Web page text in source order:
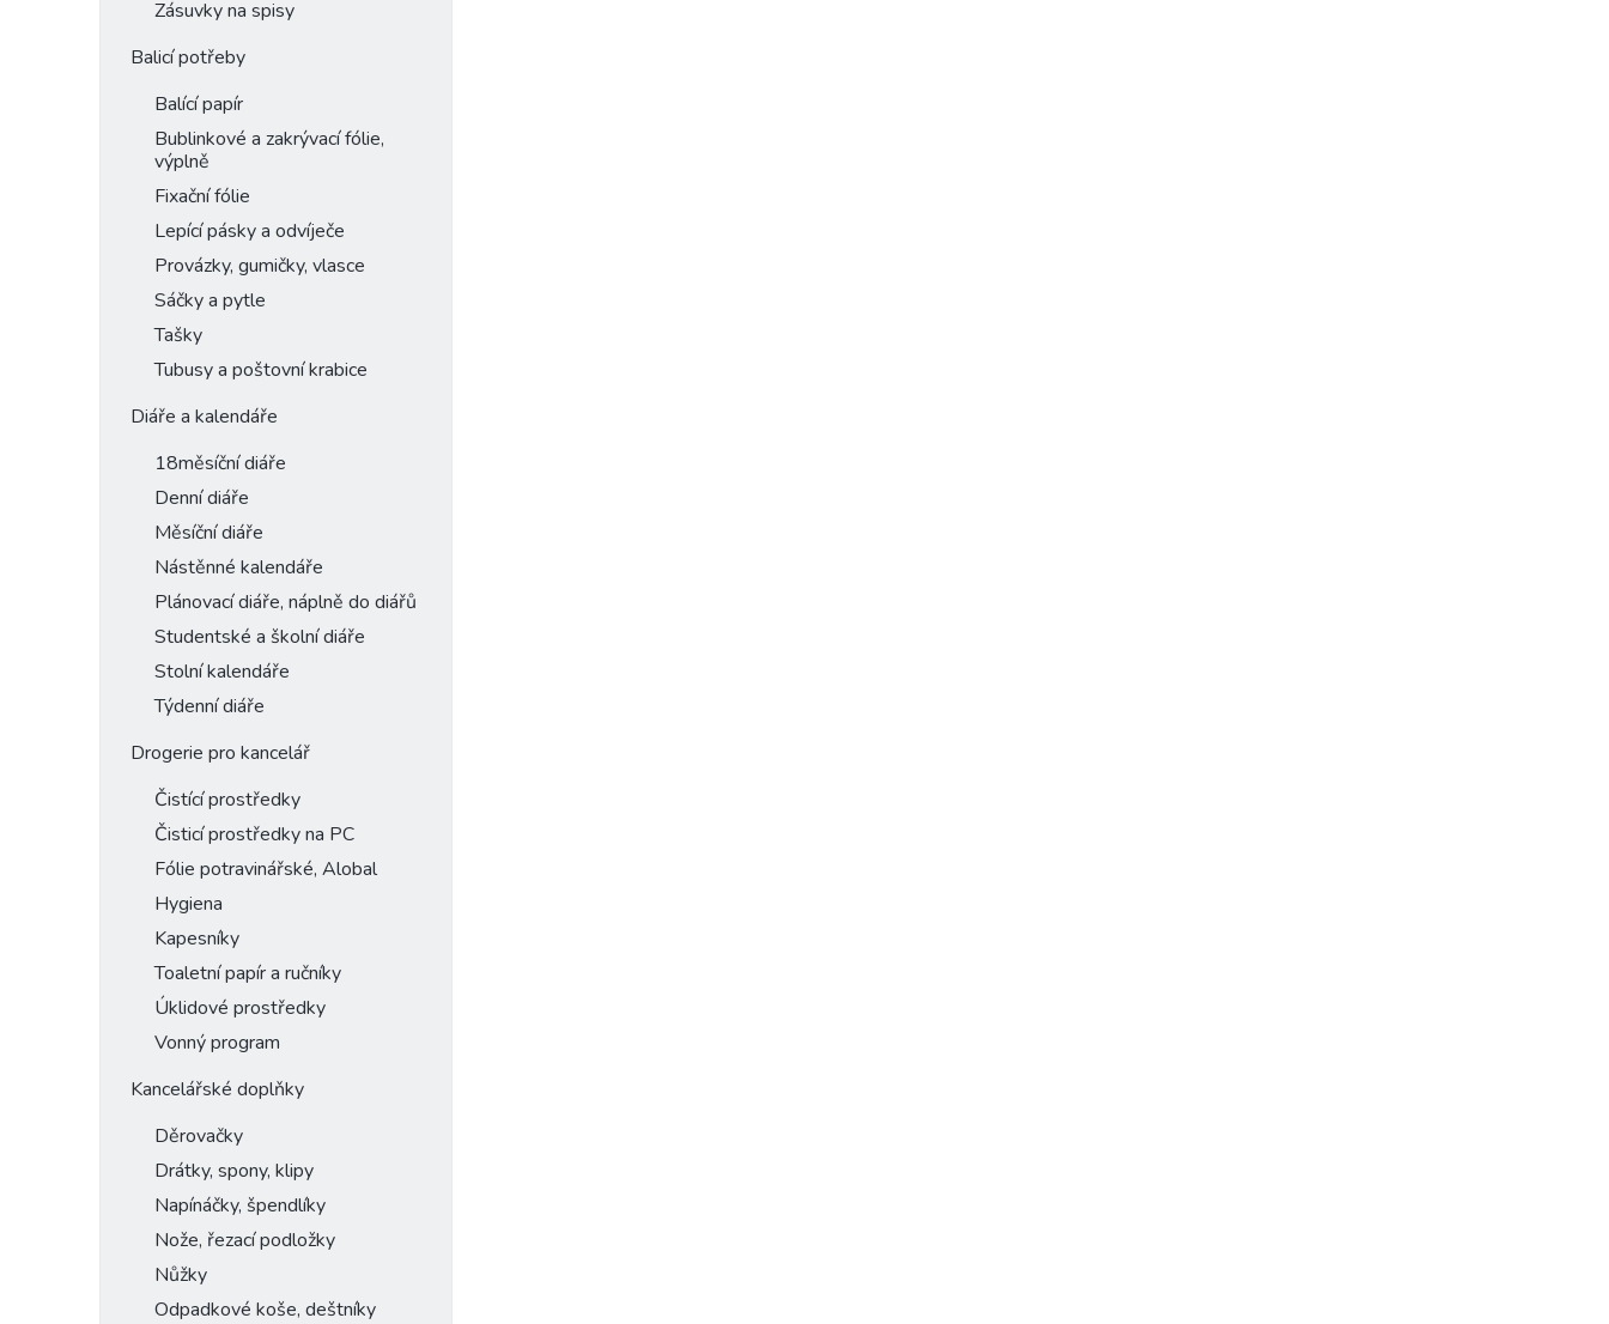
Zásuvky na spisy
Balicí potřeby
Balící papír
Bublinkové a zakrývací fólie,
výplně
Fixační fólie
Lepící pásky a odvíječe
Provázky, gumičky, vlasce
Sáčky a pytle
Tašky
Tubusy a poštovní krabice
Diáře a kalendáře
18měsíční diáře
Denní diáře
Měsíční diáře
Nástěnné kalendáře
Plánovací diáře, náplně do diářů
Studentské a školní diáře
Stolní kalendáře
Týdenní diáře
Drogerie pro kancelář
Čistící prostředky
Čisticí prostředky na PC
Fólie potravinářské, Alobal
Hygiena
Kapesníky
Toaletní papír a ručníky
Úklidové prostředky
Vonný program
Kancelářské doplňky
Děrovačky
Drátky, spony, klipy
Napínáčky, špendlíky
Nože, řezací podložky
Nůžky
Odpadkové koše, deštníky